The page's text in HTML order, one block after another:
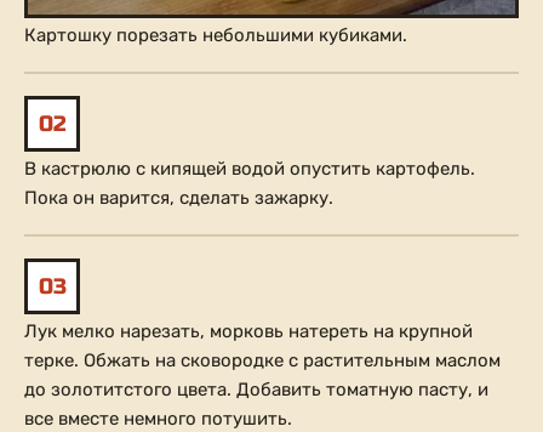
Картошку порезать небольшими кубиками.
02
В кастрюлю с кипящей водой опустить картофель.
Пока он варится, сделать зажарку.
03
Лук мелко нарезать, морковь натереть на крупной
терке. Обжать на сковородке с растительным маслом
до золотитстого цвета. Добавить томатную пасту, и
все вместе немного потушить.